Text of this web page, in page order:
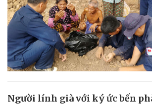
Người lính già với ký ức bến